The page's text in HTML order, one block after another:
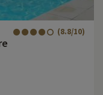
(8.8/10)